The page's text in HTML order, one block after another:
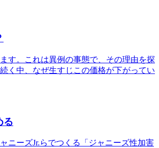
す。これは異例の事態で、その理由を探
く中、なぜ生すじこの価格が下がってい
る
ニーズJr.らでつくる「ジャニーズ性加害